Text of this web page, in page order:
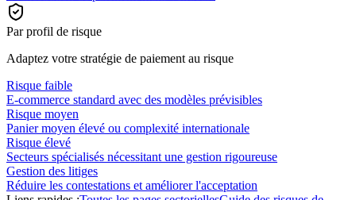
Par profil de risque
Adaptez votre stratégie de paiement au risque
Risque faible
E-commerce standard avec des modèles prévisibles
Risque moyen
Panier moyen élevé ou complexité internationale
Risque élevé
Secteurs spécialisés nécessitant une gestion rigoureuse
Gestion des litiges
Réduire les contestations et améliorer l'acceptation